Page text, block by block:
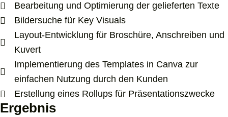
Bearbeitung und Optimierung der gelieferten Texte
Bildersuche für Key Visuals
Layout-Entwicklung für Broschüre, Anschreiben und
Kuvert
Implementierung des Templates in Canva zur
einfachen Nutzung durch den Kunden
Erstellung eines Rollups für Präsentationszwecke
Ergebnis